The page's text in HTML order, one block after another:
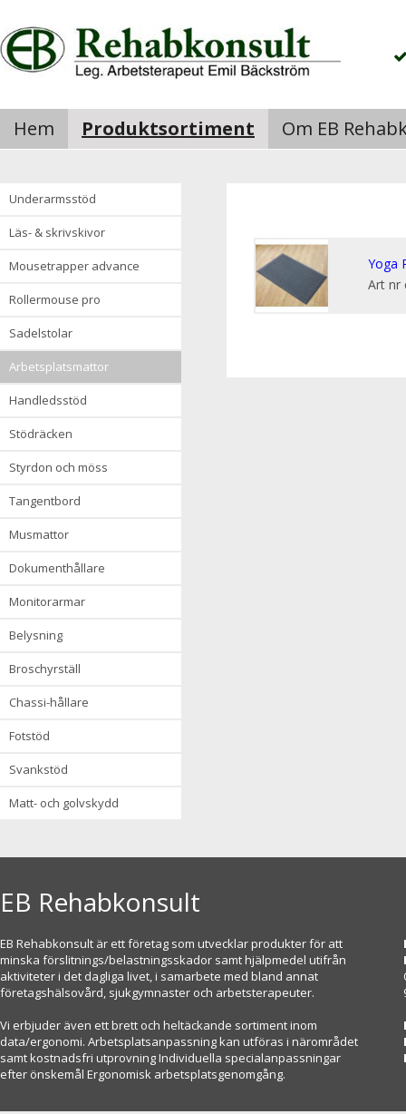
Hem Produktsortiment Om EB
underarmsstöd
läs- & skrivskivor
mousetrapper advance
rollermouse pro
sadelstolar
arbetsplatsmattor
handledsstöd
stödräcken
styrdon och möss
tangentbord
musmattor
dokumenthållare
monitorarmar
belysning
broschyrställ
chassi-hållare
fotstöd
svankstöd
matt- och golvskydd
Yoga
Art nr
EB Rehabkonsult
EB Rehabkonsult är ett företag som utvecklar produkter för att
minska förslitnings/belastningsskador samt hjälpmedel utifrån
aktiviteter i det dagliga livet, i samarbete med bland annat
företagshälsovård, sjukgymnaster och arbetsterapeuter.
Vi erbjuder även ett brett och heltäckande sortiment inom
data/ergonomi. Arbetsplatsanpassning kan utföras i närområdet
samt kostnadsfri utprovning Individuella specialanpassningar
efter önskemål Ergonomisk arbetsplatsgenomgång.